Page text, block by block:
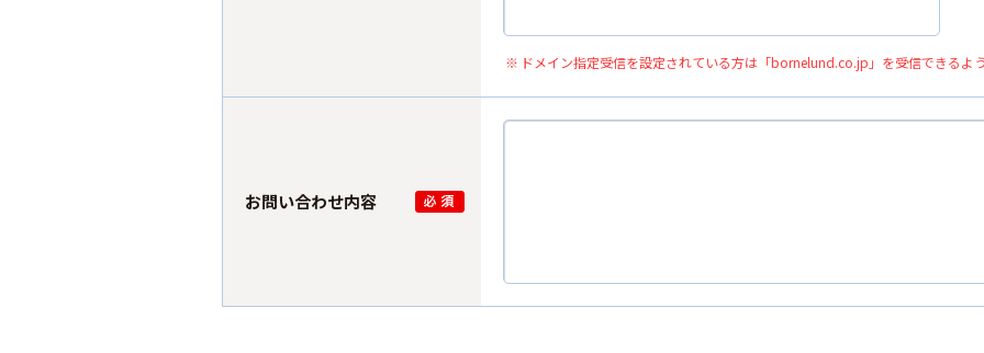
ドメイン指定受信を設定されている方は「bornelund.co.jp」を受信できるよ
お問い合わせ内容